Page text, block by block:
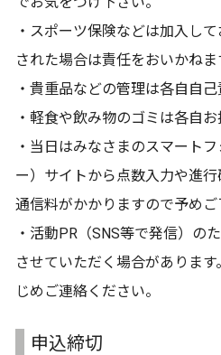
・スポーツ保険などは加入し
された場合は責任をおいかねま
・貴重品などの管理は各自自己
・軽食や飲み物のゴミは各自お
・当日はみなさまのスマート
ー）サイトから点数入力や進行
通信料がかかりますので予めご
・活動PR（SNS等で発信）の
させていただく場合がありま
じめご連絡ください。
申込締切